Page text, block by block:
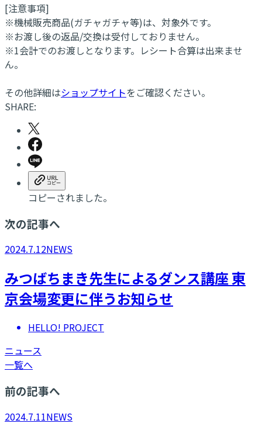
[注意事項]
※機械販売商品(ガチャガチャ等)は、対象外です。
※お渡し後の返品/交換は受付しておりません。
※1会計でのお渡しとなります。レシート合算は出来ませ
ん。
その他詳細はショップサイトをご確認ください。
SHARE:
コピーされました。
次の記事へ
2024.7.12NEWS
みつばちまき先生によるダンス講座 東
京会場変更に伴うお知らせ
HELLO! PROJECT
ニュース
一覧へ
前の記事へ
2024.7.11NEWS